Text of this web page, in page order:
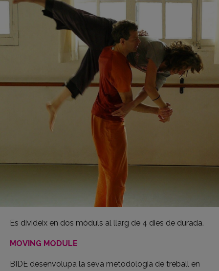
Es divideix en dos mòduls al llarg de 4 dies de durada.
MOVING MODULE
BIDE desenvolupa la seva metodologia de treball en